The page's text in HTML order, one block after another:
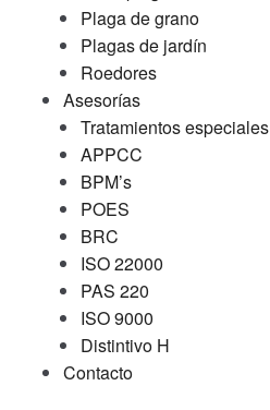
Plaga de grano
Plagas de jardín
Roedores
Asesorías
Tratamientos especiales
APPCC
BPM’s
POES
BRC
ISO 22000
PAS 220
ISO 9000
Distintivo H
Contacto